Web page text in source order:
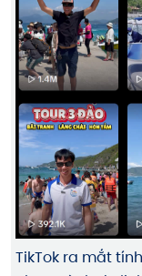
TikTok ra mắt